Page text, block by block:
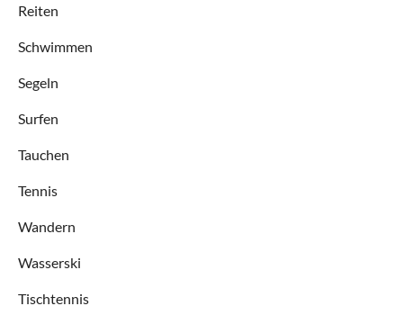
Reiten
Schwimmen
Segeln
Surfen
Tauchen
Tennis
Wandern
Wasserski
Tischtennis